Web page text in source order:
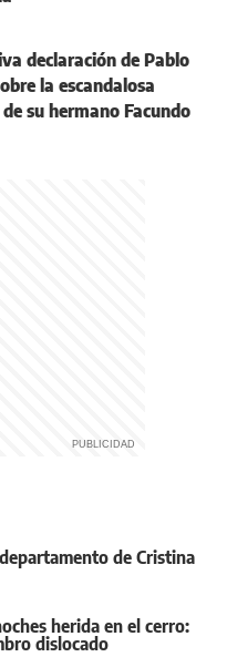
declaración de Pablo
la escandalosa
su hermano Facundo
de Cristina
herida en el cerro:
dislocado